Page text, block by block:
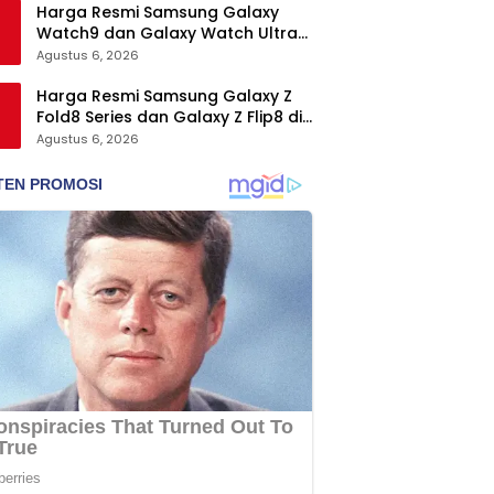
Harga Resmi Samsung Galaxy
Watch9 dan Galaxy Watch Ultra2
di Indonesia, Mulai Rp5,9 Jutaan
Agustus 6, 2026
Harga Resmi Samsung Galaxy Z
Fold8 Series dan Galaxy Z Flip8 di
Indonesia, Mulai Rp19 Jutaan
Agustus 6, 2026